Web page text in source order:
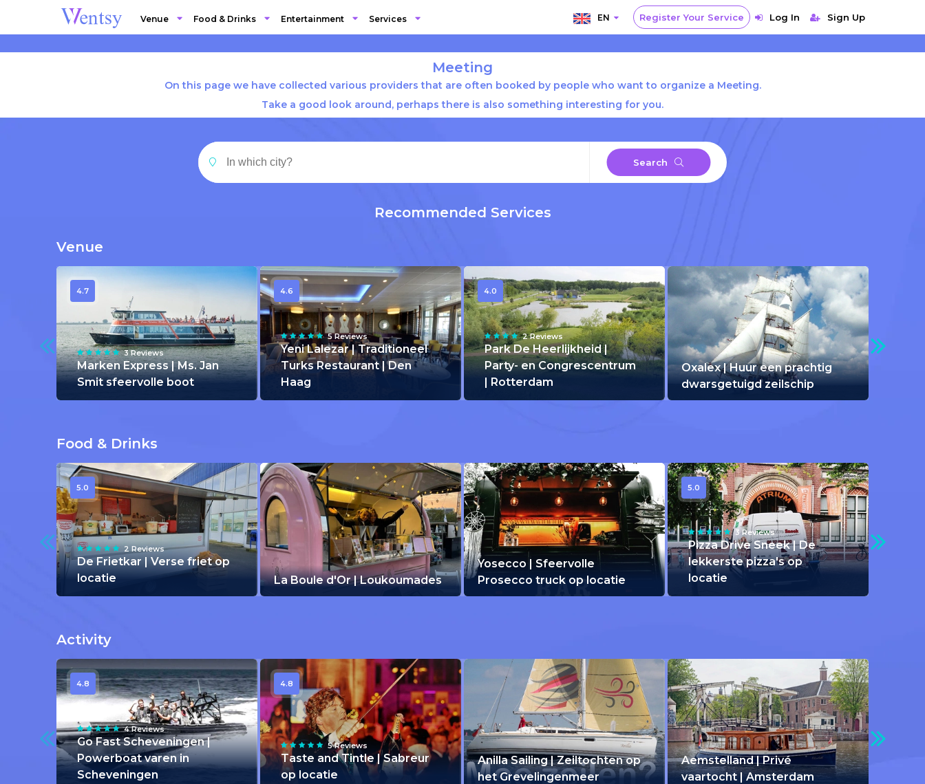
Sign Up
Log In
Register Your Service
EN
Venue Food & Drinks Entertainment Services
Meeting
On this page we have collected various providers that are often booked by people who want to organize a Meeting.
Take a good look around, perhaps there is also something interesting for you.
Search
Recommended Services
Venue
4.7
3 Reviews
Marken Express | Ms. Jan
Smit sfeervolle boot
4.6
5 Reviews
Yeni Lalezar | Traditioneel
Turks Restaurant | Den
Haag
4.0
2 Reviews
Park De Heerlijkheid |
Party- en Congrescentrum
| Rotterdam
Oxalex | Huur een prachtig
dwarsgetuigd zeilschip
Food & Drinks
5.0
2 Reviews
De Frietkar | Verse friet op
locatie
La Boule d'Or | Loukoumades
Yosecco | Sfeervolle
Prosecco truck op locatie
5.0
3 Reviews
Pizza Drive Sneek | De
lekkerste pizza's op
locatie
Activity
4.8
4 Reviews
Go Fast Scheveningen |
Powerboat varen in
Scheveningen
4.8
5 Reviews
Taste and Tintle | Sabreur
op locatie
Anilla Sailing | Zeiltochten op
het Grevelingenmeer
Aemstelland | Privé
vaartocht | Amsterdam